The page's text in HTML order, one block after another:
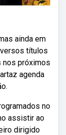
ainda em
títulos
nos próximos
agenda
no
assistir ao
dirigido